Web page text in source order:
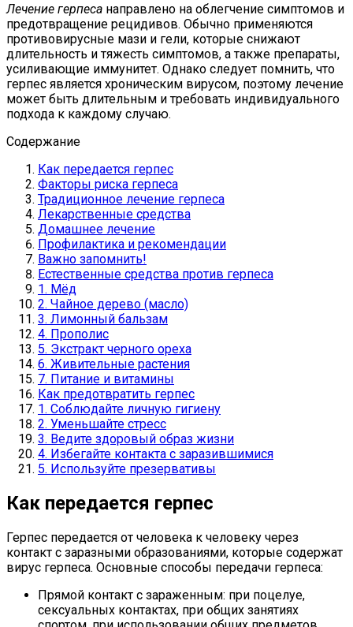
Лечение герпеса направлено на облегчение симптомов и
предотвращение рецидивов. Обычно применяются
противовирусные мази и гели, которые снижают
длительность и тяжесть симптомов, а также препараты,
усиливающие иммунитет. Однако следует помнить, что
герпес является хроническим вирусом, поэтому лечение
может быть длительным и требовать индивидуального
подхода к каждому случаю.
Содержание
Как передается герпес
Факторы риска герпеса
Традиционное лечение герпеса
Лекарственные средства
Домашнее лечение
Профилактика и рекомендации
Важно запомнить!
Естественные средства против герпеса
1. Мёд
2. Чайное дерево (масло)
3. Лимонный бальзам
4. Прополис
5. Экстракт черного ореха
6. Живительные растения
7. Питание и витамины
Как предотвратить герпес
1. Соблюдайте личную гигиену
2. Уменьшайте стресс
3. Ведите здоровый образ жизни
4. Избегайте контакта с заразившимися
5. Используйте презервативы
Как передается герпес
Герпес передается от человека к человеку через
контакт с заразными образованиями, которые содержат
вирус герпеса. Основные способы передачи герпеса:
Прямой контакт с зараженным: при поцелуе,
сексуальных контактах, при общих занятиях